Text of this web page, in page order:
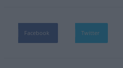
Facebook Twitter